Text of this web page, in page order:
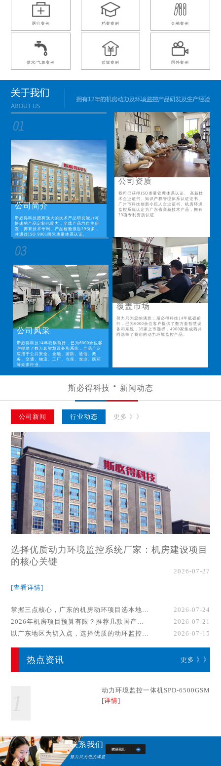
医疗案例 档案案例 金融案例
供水/气象案例 传媒案例 国外案例
公司简介
斯必得科技拥有强大的技术产品研发能力与
快速的产品定制化能力，全线产品均自主研
发，拥有技术专利、产品检验报告29份多，
并通过ISO 9001国际质量体系认证。
公司资质
我司已获得ISO质量管理体系认证、 高新技
术企业证书、知识产权管理体系认证证书、
广州市科技创新小巨人企业证书、机房环境
监控系统认定为广东省高新技术产品，拥有
29项专利资质认证
公司风采
斯必得科技14年砥砺前行，已为6000余位客
户提供了数万套智慧设备和系统，产品广泛
应用于公共安全、金融、国防、通信、政
务、交通、物流、工厂、仓库、农业、医药
等众多行业。
覆盖市场
努力只为您的满意；斯必得科技14年砥砺前
行，已为6000余位客户提供了数万套智慧设
备和系统，35家上市选择，4900家集成商共
同选择了我们的动力环境监控产品。
斯必得科技 新闻动态
公司新闻 行业动态 更多 》》
选择优质动力环境监控系统厂家：机房建设项目
的核心关键
2026-07-27
[查看详情]
掌握三点核心，广东的机房动环项目选本地厂家事半功倍！
2026-07-24
2026年机房项目预算有限？推荐几款国产动环监控系统品牌
2026-07-21
以广东地区为切入点，选择优质的动环监控系统厂家
2026-07-15
热点资讯 更多 》》
动力环境监控一体机SPD-6500GSM
[详情]
联系我们
努力只为您的满意